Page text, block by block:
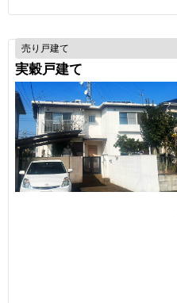
売り戸建て
実穀戸建て